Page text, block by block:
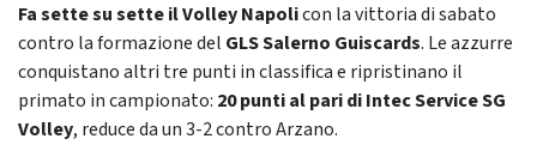
Fa sette su sette il Volley Napolicon la vittoria di sabato
contro la formazione del GLS Salerno Guiscards. Le azzurre
conquistano altri tre punti in classifica e ripristinano il
primato in campionato: 20 punti al pari di Intec Service SG
Volley, reduce da un 3-2 contro Arzano.